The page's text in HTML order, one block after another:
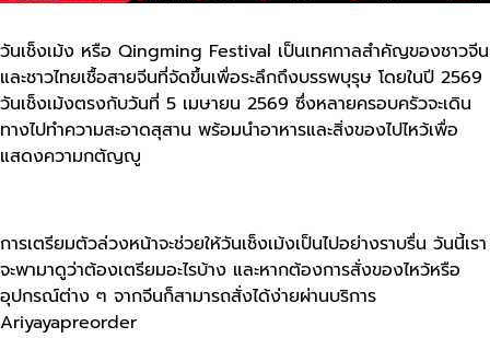
วันเช็งเม้ง หรือ Qingming Festival เป็นเทศกาลสำคัญของชาวจีน
และชาวไทยเชื้อสายจีนที่จัดขึ้นเพื่อระลึกถึงบรรพบุรุษ โดยในปี 2569
วันเช็งเม้งตรงกับวันที่ 5 เมษายน 2569 ซึ่งหลายครอบครัวจะเดิน
ทางไปทำความสะอาดสุสาน พร้อมนำอาหารและสิ่งของไปไหว้เพื่อ
แสดงความกตัญญู
การเตรียมตัวล่วงหน้าจะช่วยให้วันเช็งเม้งเป็นไปอย่างราบรื่น วันนี้เรา
จะพามาดูว่าต้องเตรียมอะไรบ้าง และหากต้องการสั่งของไหว้หรือ
อุปกรณ์ต่าง ๆ จากจีนก็สามารถสั่งได้ง่ายผ่านบริการ
Ariyayapreorder